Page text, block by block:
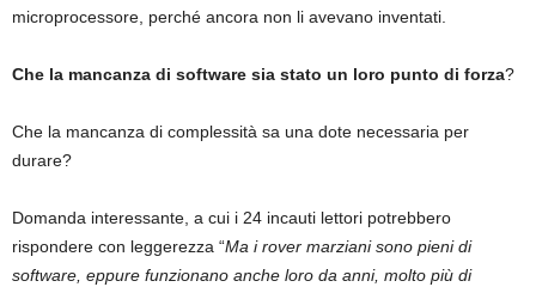
microprocessore, perché ancora non li avevano inventati.
Che la mancanza di software sia stato un loro punto di forza?
Che la mancanza di complessità sa una dote necessaria per
durare?
Domanda interessante, a cui i 24 incauti lettori potrebbero
rispondere con leggerezza “Ma i rover marziani sono pieni di
software, eppure funzionano anche loro da anni, molto più di